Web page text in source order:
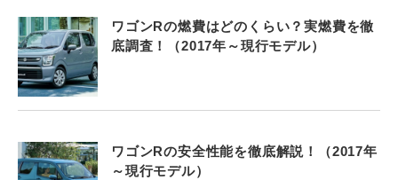
ワゴンRの燃費はどのくらい？実燃費を徹
底調査！（2017年～現行モデル）
ワゴンRの安全性能を徹底解説！（2017年
～現行モデル）